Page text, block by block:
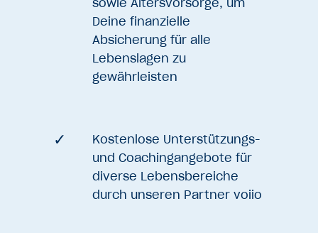
Deine finanzielle
Absicherung für alle
Lebenslagen zu
gewährleisten
Kostenlose Unterstützungs-
und Coachingangebote für
diverse Lebensbereiche
durch unseren Partner voiio